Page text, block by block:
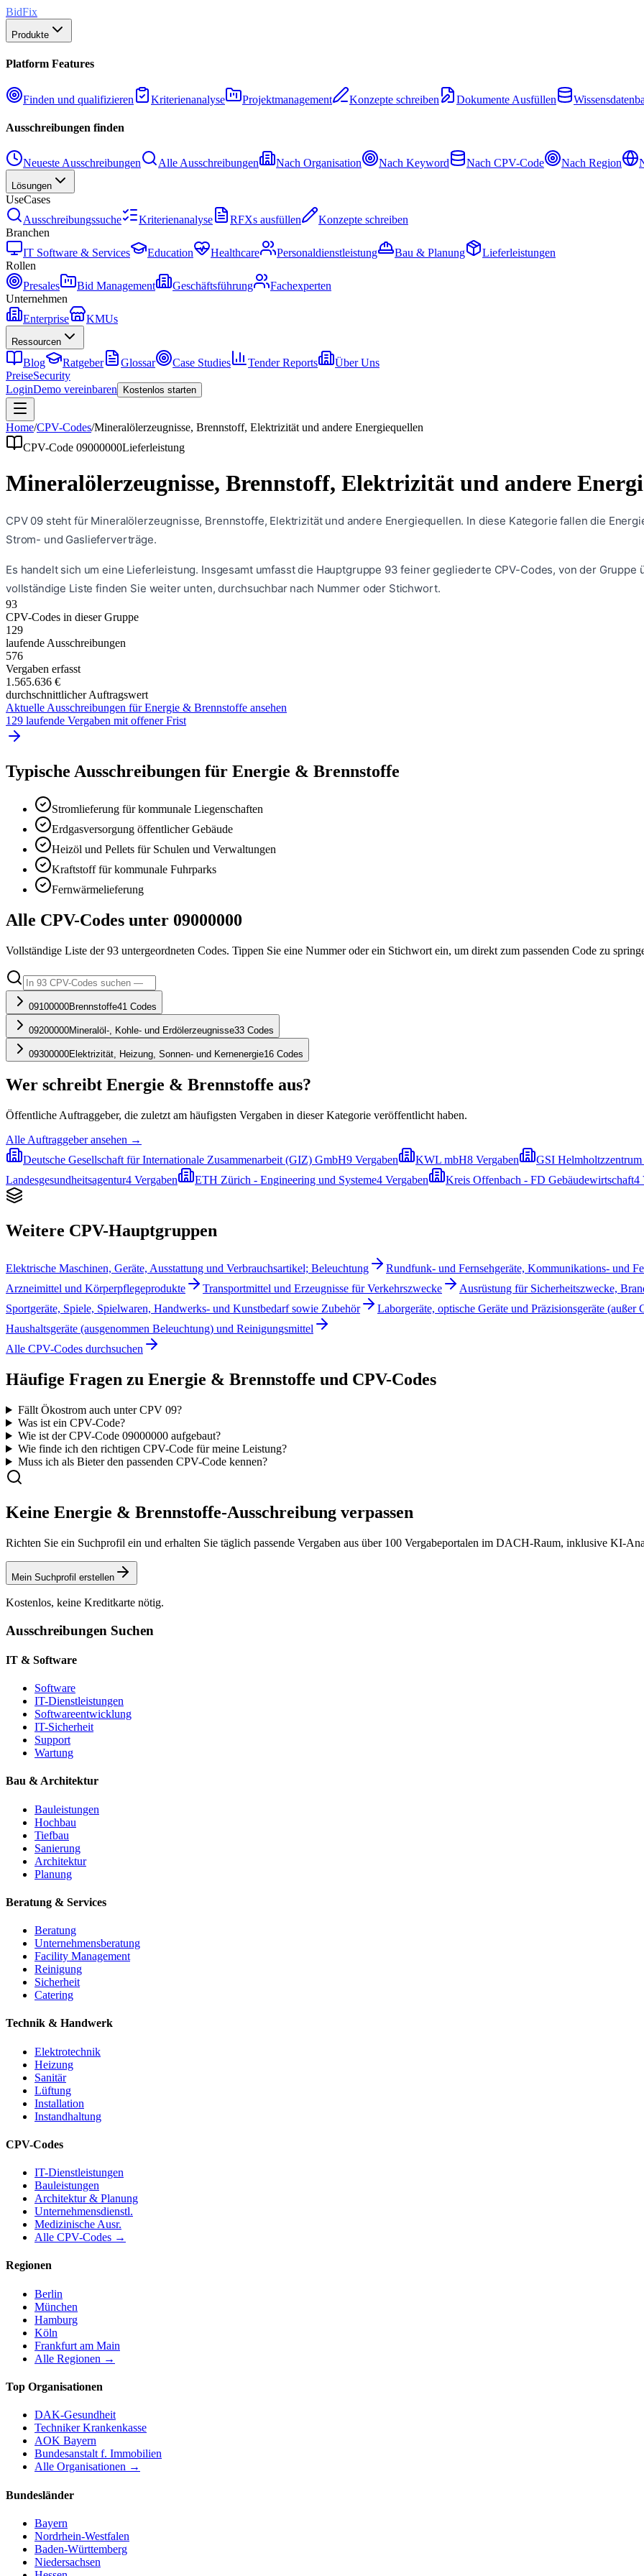
BidFix
Produkte
Platform Features
Finden und qualifizieren Kriterienanalyse Projektmanagement Konzepte schreiben Dokumente Ausfüllen
Ausschreibungen finden
Neueste Ausschreibungen Alle Ausschreibungen Nach Organisation Nach Keyword Nach CPV-Code Nach Region
Lösungen
UseCases
Ausschreibungssuche
Kriterienanalyse RFXs ausfüllen
Konzepte schreiben
Branchen
IT Software & Services
Education Healthcare Personaldienstleistung Bau & Planung
Lieferleistungen
Rollen
Presales
Bid Management Geschäftsführung
Fachexperten
Unternehmen
Enterprise
KMUs
Ressourcen
Blog Ratgeber Glossar Case Studies Tender Reports
Über Uns
PreiseSecurity
LoginDemo vereinbaren Kostenlos starten
Home/CPV-Codes/Mineralölerzeugnisse, Brennstoff, Elektrizität und andere Energiequellen
CPV-Code 09000000Lieferleistung
Mineralölerzeugnisse, Brennstoff, Elektrizität und andere
CPV 09 steht für Mineralölerzeugnisse, Brennstoffe, Elektrizität und andere Energiequellen. In diese Kategorie fallen die
Strom- und Gaslieferverträge.
Es handelt sich um eine Lieferleistung. Insgesamt umfasst die Hauptgruppe 93 feiner gegliederte CPV-Codes, von der Gruppe
vollständige Liste finden Sie weiter unten, durchsuchbar nach Nummer oder Stichwort.
93
CPV-Codes in dieser Gruppe
129
laufende Ausschreibungen
576
Vergaben erfasst
1.565.636 €
durchschnittlicher Auftragswert
Aktuelle Ausschreibungen fürEnergie & Brennstoffe ansehen
129 laufende Vergaben mit offener Frist
Typische Ausschreibungen für Energie & Brennstoffe
Stromlieferung für kommunale Liegenschaften
Erdgasversorgung öffentlicher Gebäude
Heizöl und Pellets für Schulen und Verwaltungen
Kraftstoff für kommunale Fuhrparks
Fernwärmelieferung
Alle CPV-Codes unter 09000000
Vollständige Liste der93 untergeordneten Codes. Tippen Sie eine Nummer oder ein Stichwort ein, um direkt zum passenden Code zu
09100000Brennstoffe41 Codes
09200000Mineralöl-, Kohle- und Erdölerzeugnisse33 Codes
09300000Elektrizität, Heizung, Sonnen- und Kernenergie16 Codes
Wer schreibt Energie & Brennstoffe aus?
Öffentliche Auftraggeber, die zuletzt am häufigsten Vergaben in dieser Kategorie veröffentlicht haben.
Alle Auftraggeber ansehen →
Deutsche Gesellschaft für Internationale Zusammenarbeit (GIZ) GmbH9 Vergaben KWL mbH8 Vergaben
GSI
Landesgesundheitsagentur4 Vergaben ETH Zürich - Engineering und Systeme4 Vergaben Kreis Offenbach - FD Gebäudewirtschaft4
Weitere CPV-Hauptgruppen
Elektrische Maschinen, Geräte, Ausstattung und Verbrauchsartikel; Beleuchtung
Rundfunk- und Fernsehgeräte, Kommunikations- und
Arzneimittel und Körperpflegeprodukte
Transportmittel und Erzeugnisse für Verkehrszwecke
Ausrüstung für Sicherheitszwecke,
Sportgeräte, Spiele, Spielwaren, Handwerks- und Kunstbedarf sowie Zubehör
Laborgeräte, optische Geräte und Präzisionsgeräte (außer
Haushaltsgeräte (ausgenommen Beleuchtung) und Reinigungsmittel
Alle CPV-Codes durchsuchen
Häufige Fragen zu Energie & Brennstoffe und CPV-Codes
Fällt Ökostrom auch unter CPV 09?
Was ist ein CPV-Code?
Wie ist der CPV-Code 09000000aufgebaut?
Wie finde ich den richtigen CPV-Code für meine Leistung?
Muss ich als Bieter den passenden CPV-Code kennen?
Keine Energie & Brennstoffe-Ausschreibung verpassen
Richten Sie ein Suchprofil ein und erhalten Sie täglich passende Vergaben aus über 100 Vergabeportalen im DACH-Raum, inklusive KI-
Mein Suchprofil erstellen
Kostenlos, keine Kreditkarte nötig.
Ausschreibungen Suchen
IT & Software
Software
IT-Dienstleistungen
Softwareentwicklung
IT-Sicherheit
Support
Wartung
Bau & Architektur
Bauleistungen
Hochbau
Tiefbau
Sanierung
Architektur
Planung
Beratung & Services
Beratung
Unternehmensberatung
Facility Management
Reinigung
Sicherheit
Catering
Technik & Handwerk
Elektrotechnik
Heizung
Sanitär
Lüftung
Installation
Instandhaltung
CPV-Codes
IT-Dienstleistungen
Bauleistungen
Architektur & Planung
Unternehmensdienstl.
Medizinische Ausr.
Alle CPV-Codes →
Regionen
Berlin
München
Hamburg
Köln
Frankfurt am Main
Alle Regionen →
Top Organisationen
DAK-Gesundheit
Techniker Krankenkasse
AOK Bayern
Bundesanstalt f. Immobilien
Alle Organisationen →
Bundesländer
Bayern
Nordrhein-Westfalen
Baden-Württemberg
Niedersachsen